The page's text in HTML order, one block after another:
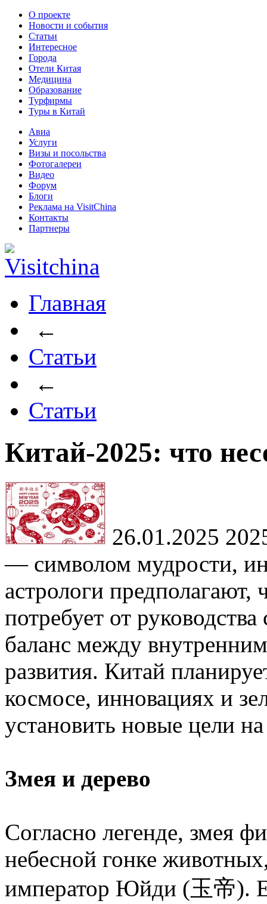
О проекте
Новости и события
Статьи
Интересное
Города
Отели Китая
Медицина
Образование
Турфирмы
Туры в Китай
Авиа
Услуги
Визы и посольства
Фотогалереи
Видео
Форум
Блоги
Реклама на VisitChina
Контакты
Партнеры
Главная
←
Статьи
←
Статьи
Китай-2025: что
26.01.2025
— символом мудрости,
астрологи предполагают,
потребует от
баланс между
развития. Китай
космосе, инновациях и
установить новые цели
Змея и дерево
Согласно легенде, змея
небесной гонке
император Юйди (玉帝).